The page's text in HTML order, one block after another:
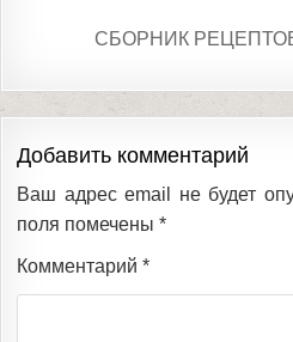
СБОРНИК
Добавить комментарий
Ваш адрес email не будет
поля помечены *
Комментарий *